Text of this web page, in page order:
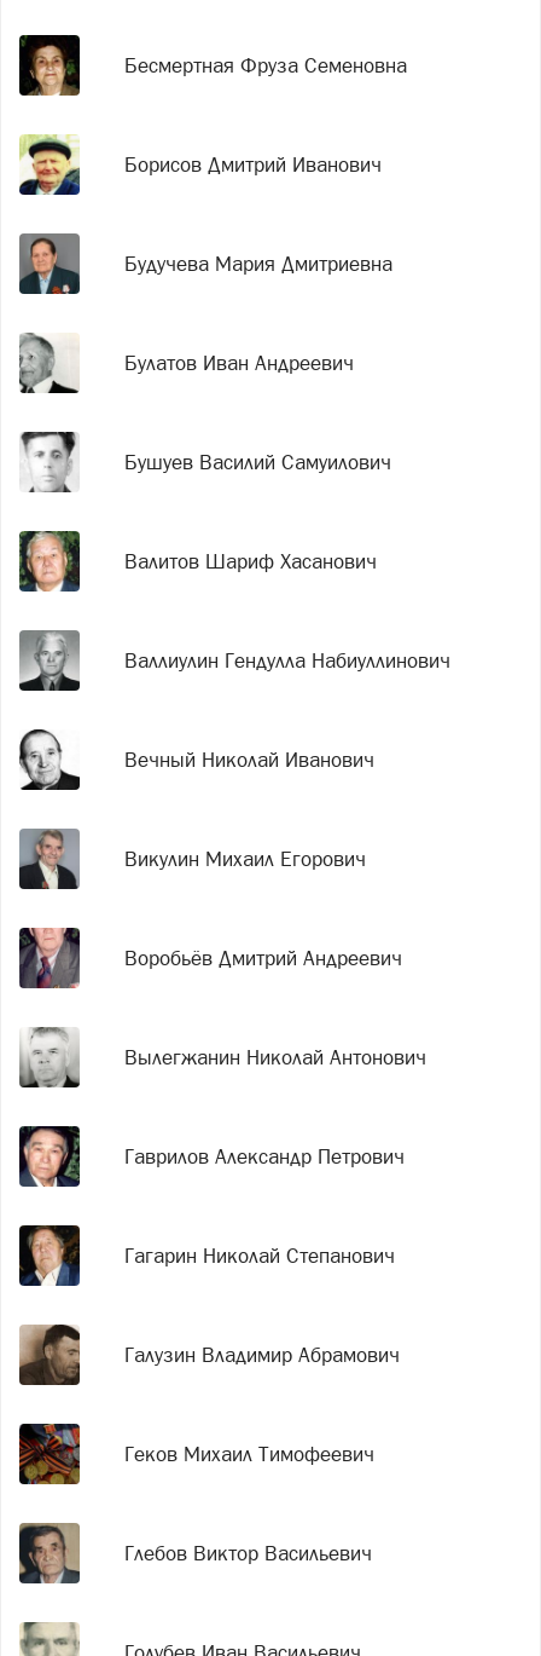
Бесмертная Фруза Семеновна
Борисов Дмитрий Иванович
Будучева Мария Дмитриевна
Булатов Иван Андреевич
Бушуев Василий Самуилович
Валитов Шариф Хасанович
Валлиулин Гендулла Набиуллинович
Вечный Николай Иванович
Викулин Михаил Егорович
Воробьёв Дмитрий Андреевич
Вылегжанин Николай Антонович
Гаврилов Александр Петрович
Гагарин Николай Степанович
Галузин Владимир Абрамович
Геков Михаил Тимофеевич
Глебов Виктор Васильевич